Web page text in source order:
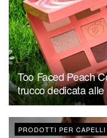
Too Faced Peach
trucco dedicata
PRODOTTI PER CAPELLI